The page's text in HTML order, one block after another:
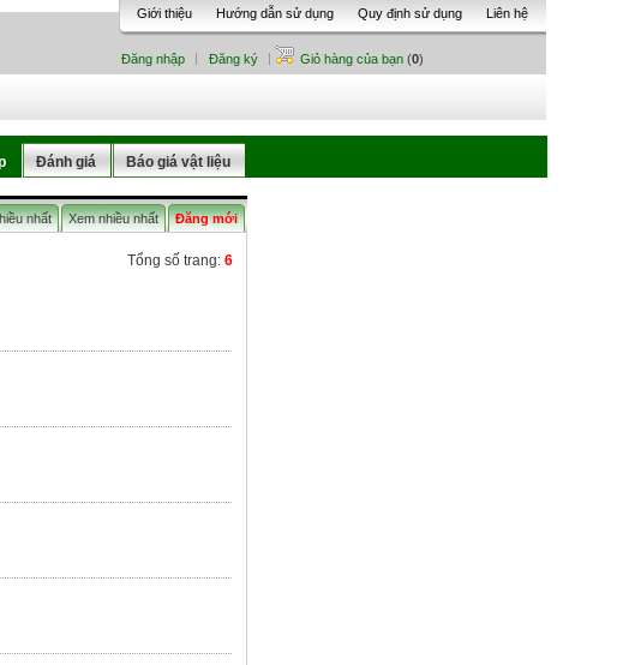
Giới thiệu Hướng dẫn sử dụng Quy định sử dụng Liên hệ
Đăng nhập Đăng ký Giỏ hàng của bạn (0)
Đánh giá Báo giá vật liệu
nhất Xem nhiều nhất Đăng mới
Tổng số trang: 6